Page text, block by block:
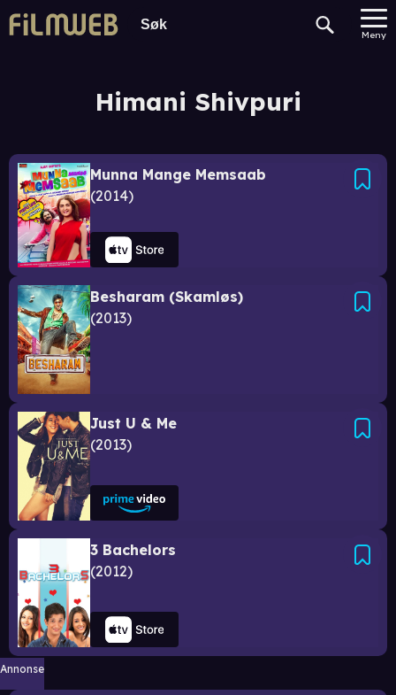
Meny
Himani Shivpuri
Munna Mange Memsaab
2014
Besharam (Skamløs)
2013
Just U & Me
2013
3 Bachelors
2012
Annonse